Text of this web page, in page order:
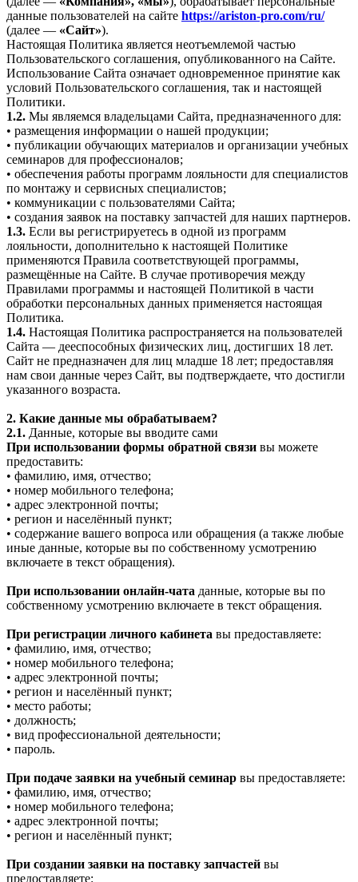
данные пользователей на сайте https://ariston-pro.com/ru/
(далее — «Сайт»).
Настоящая Политика является неотъемлемой частью
Пользовательского соглашения, опубликованного на Сайте.
Использование Сайта означает одновременное принятие как
условий Пользовательского соглашения, так и настоящей
Политики.
1.2. Мы являемся владельцами Сайта, предназначенного для:
• размещения информации о нашей продукции;
• публикации обучающих материалов и организации учебных
семинаров для профессионалов;
• обеспечения работы программ лояльности для специалистов
по монтажу и сервисных специалистов;
• коммуникации с пользователями Сайта;
• создания заявок на поставку запчастей для наших партнеров.
1.3. Если вы регистрируетесь в одной из программ
лояльности, дополнительно к настоящей Политике
применяются Правила соответствующей программы,
размещённые на Сайте. В случае противоречия между
Правилами программы и настоящей Политикой в части
обработки персональных данных применяется настоящая
Политика.
1.4. Настоящая Политика распространяется на пользователей
Сайта — дееспособных физических лиц, достигших 18 лет.
Сайт не предназначен для лиц младше 18 лет; предоставляя
нам свои данные через Сайт, вы подтверждаете, что достигли
указанного возраста.
2. Какие данные мы обрабатываем?
2.1. Данные, которые вы вводите сами
При использовании формы обратной связи вы можете
предоставить:
• фамилию, имя, отчество;
• номер мобильного телефона;
• адрес электронной почты;
• регион и населённый пункт;
• содержание вашего вопроса или обращения (а также любые
иные данные, которые вы по собственному усмотрению
включаете в текст обращения).
При использовании онлайн-чата данные, которые вы по
собственному усмотрению включаете в текст обращения.
При регистрации личного кабинета вы предоставляете:
• фамилию, имя, отчество;
• номер мобильного телефона;
• адрес электронной почты;
• регион и населённый пункт;
• место работы;
• должность;
• вид профессиональной деятельности;
• пароль.
При подаче заявки на учебный семинар вы предоставляете:
• фамилию, имя, отчество;
• номер мобильного телефона;
• адрес электронной почты;
• регион и населённый пункт;
При создании заявки на поставку запчастей вы
предоставляете: